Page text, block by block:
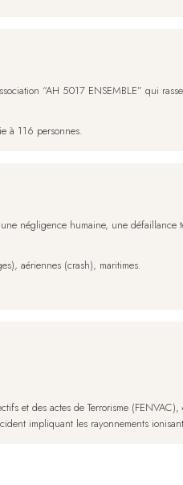
“AH 5017 ENSEMBLE” qui
à 116 personnes.
négligence humaine, une
aériennes (crash), maritimes.
et des actes de Terrorisme
impliquant les rayonnements